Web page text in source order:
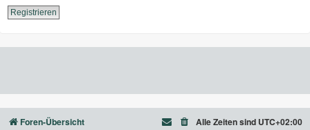
Registrieren
Foren-Übersicht Alle Zeiten sind UTC+02:00